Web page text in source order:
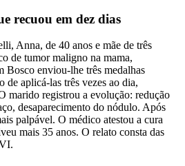
recuou em dez dias
Anna, de 40 anos e mãe de três
de tumor maligno na mama,
Bosco enviou-lhe três medalhas
de aplicá-las três vezes ao dia,
marido registrou a evolução: redução
desaparecimento do nódulo. Após
palpável. O médico atestou a cura
mais 35 anos. O relato consta das